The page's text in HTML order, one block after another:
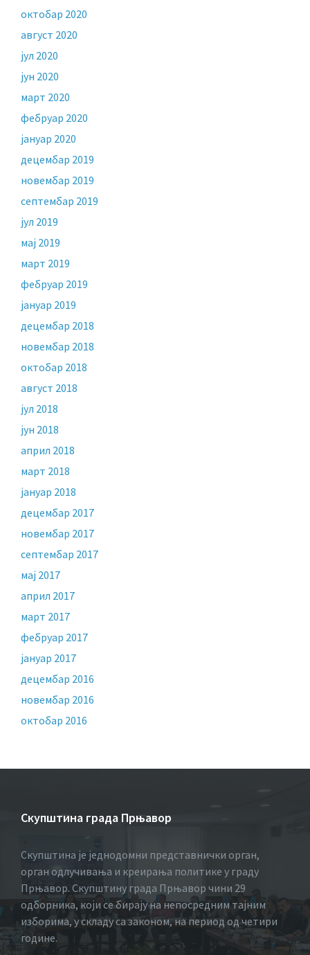
октобар 2020
август 2020
јул 2020
јун 2020
март 2020
фебруар 2020
јануар 2020
децембар 2019
новембар 2019
септембар 2019
јул 2019
мај 2019
март 2019
фебруар 2019
јануар 2019
децембар 2018
новембар 2018
октобар 2018
август 2018
јул 2018
јун 2018
април 2018
март 2018
јануар 2018
децембар 2017
новембар 2017
септембар 2017
мај 2017
април 2017
март 2017
фебруар 2017
јануар 2017
децембар 2016
новембар 2016
октобар 2016
Скупштина града Прњавор
Скупштина је једнодомни представнички орган,
орган одлучивања и креирања политике у граду
Прњавор. Скупштину града Прњавор чини 29
одборника, који се бирају на непосредним тајним
изборима, у складу са законом, на период од четири
године.